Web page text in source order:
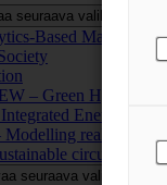
seuraava valikkotaso
Based
– Green Hydrogen
Energy
reality
circularity of
seuraava valikkotaso